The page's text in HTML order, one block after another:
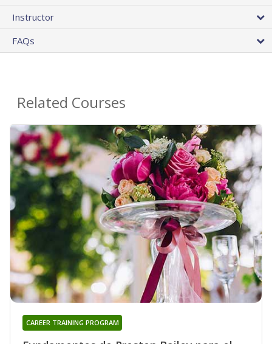
Instructor
FAQs
Related Courses
CAREER TRAINING PROGRAM